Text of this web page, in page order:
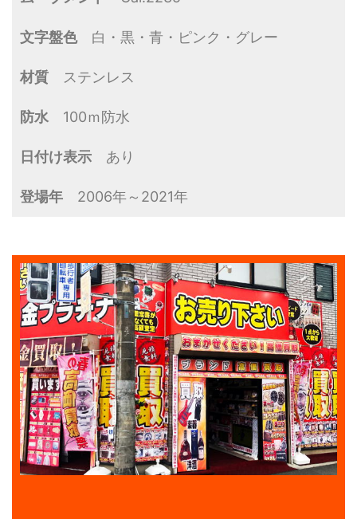
文字盤色白・黒・青・ピンク・グレー
材質 ステンレス
防水 100ｍ防水
日付け表示 あり
登場年 2006年～2021年